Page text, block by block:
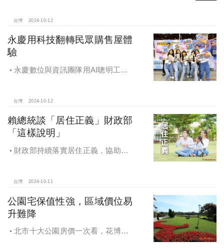
台灣 2024-10-12
永慶用科技翻轉民眾購售屋體
驗
永慶數位與資訊團隊用AI聰明工
灣房產科技發展
台灣 2024-10-12
賴總統談「居住正義」財政部
「這樣說明」
財政部持續落實居住正義，協助經
台灣 2024-10-11
公園宅保值性強，區域價位易
升難降
北市十大公園房價一次看，花博年